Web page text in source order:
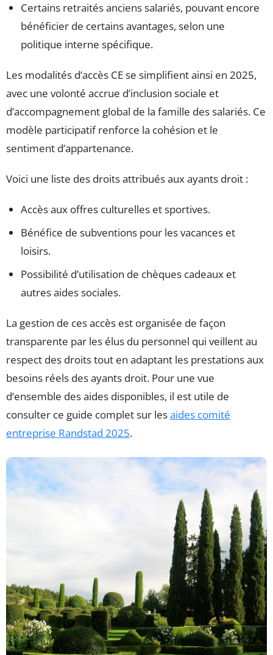
Certains retraités anciens salariés, pouvant encore
bénéficier de certains avantages, selon une
politique interne spécifique.
Les modalités d’accès CE se simplifient ainsi en 2025,
avec une volonté accrue d’inclusion sociale et
d’accompagnement global de la famille des salariés. Ce
modèle participatif renforce la cohésion et le
sentiment d’appartenance.
Voici une liste des droits attribués aux ayants droit :
Accès aux offres culturelles et sportives.
Bénéfice de subventions pour les vacances et
loisirs.
Possibilité d’utilisation de chèques cadeaux et
autres aides sociales.
La gestion de ces accès est organisée de façon
transparente par les élus du personnel qui veillent au
respect des droits tout en adaptant les prestations aux
besoins réels des ayants droit. Pour une vue
d’ensemble des aides disponibles, il est utile de
consulter ce guide complet sur lesaides comité
entreprise Randstad 2025.